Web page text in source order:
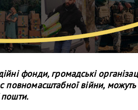
фонди, громадські
повномасштабної війни,